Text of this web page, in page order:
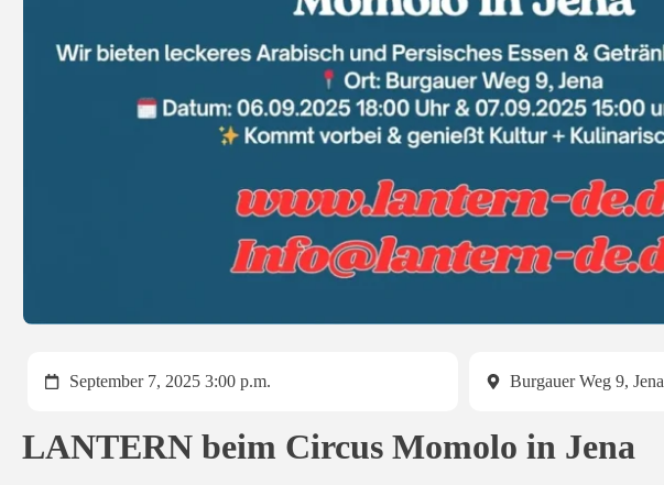
September 7, 2025 3:00 p.m. Burgauer Weg 9, Jena
LANTERN beim Circus Momolo in Jena